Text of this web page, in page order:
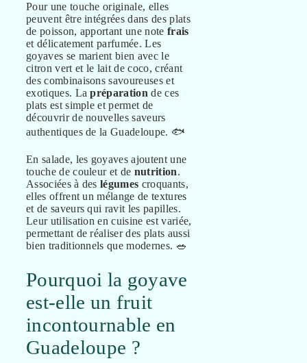
Pour une touche originale, elles
peuvent être intégrées dans des plats
de poisson, apportant une note frais
et délicatement parfumée. Les
goyaves se marient bien avec le
citron vert et le lait de coco, créant
des combinaisons savoureuses et
exotiques. Lapréparation de ces
plats est simple et permet de
découvrir de nouvelles saveurs
authentiques de la Guadeloupe. 🐟
En salade, les goyaves ajoutent une
touche de couleur et de nutrition.
Associées à deslégumes croquants,
elles offrent un mélange de textures
et de saveurs qui ravit les papilles.
Leur utilisation en cuisine est variée,
permettant de réaliser des plats aussi
bien traditionnels que modernes. 🥗
Pourquoi la goyave
est-elle un fruit
incontournable en
Guadeloupe ?